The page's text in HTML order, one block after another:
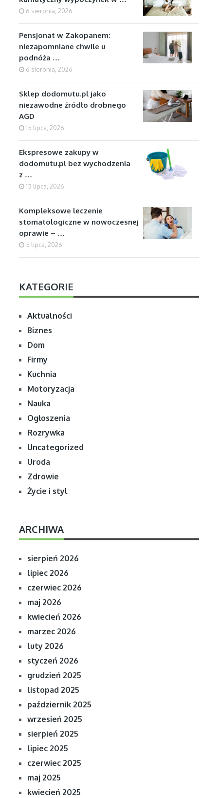
6 sierpnia, 2026
Pensjonat w Zakopanem:
niezapomniane chwile u
podnóża …
6 sierpnia, 2026
Sklep dodomutu.pl jako
niezawodne źródło drobnego
AGD
15 lipca, 2026
Ekspresowe zakupy w
dodomutu.pl bez wychodzenia
z …
15 lipca, 2026
Kompleksowe leczenie
stomatologiczne w nowoczesnej
oprawie – …
5 lipca, 2026
KATEGORIE
Aktualności
Biznes
Dom
Firmy
Kuchnia
Motoryzacja
Nauka
Ogłoszenia
Rozrywka
Uncategorized
Uroda
Zdrowie
Życie i styl
ARCHIWA
sierpień 2026
lipiec 2026
czerwiec 2026
maj 2026
kwiecień 2026
marzec 2026
luty 2026
styczeń 2026
grudzień 2025
listopad 2025
październik 2025
wrzesień 2025
sierpień 2025
lipiec 2025
czerwiec 2025
maj 2025
kwiecień 2025